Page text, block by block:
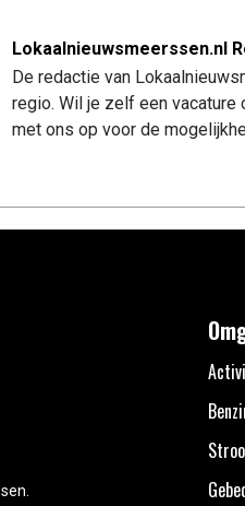
Lokaalnieuwsmeerssen.nl
De redactie van
regio. Wil je zelf een
met ons op voor de